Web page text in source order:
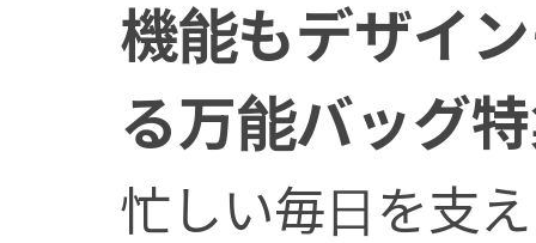
機能もデザイ
る万能バッグ
忙しい毎日を支